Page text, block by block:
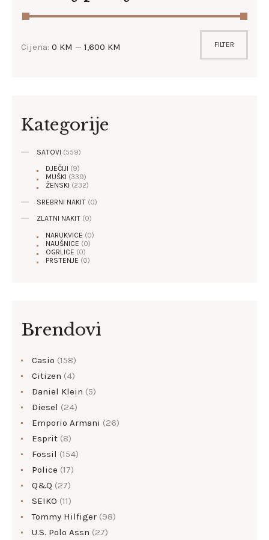
FILTER
Cijena: 0 KM — 1,600 KM
Kategorije
SATOVI (559)
DJEČIJI (9)
MUŠKI (339)
ŽENSKI (232)
SREBRNI NAKIT (0)
ZLATNI NAKIT (0)
NARUKVICE (0)
NAUŠNICE (0)
OGRLICE (0)
PRSTENJE (0)
Brendovi
Casio (158)
Citizen (4)
Daniel Klein (5)
Diesel (24)
Emporio Armani (26)
Esprit (8)
Fossil (154)
Police (17)
Q&Q (27)
SEIKO (11)
Tommy Hilfiger (98)
U.S. Polo Assn (27)